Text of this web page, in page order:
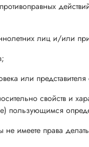
лиц и/или
или
свойств и
пользующимся
не имеете права